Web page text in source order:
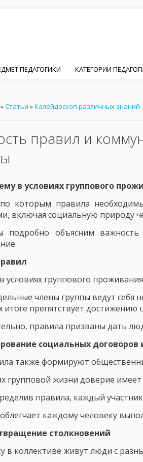
ПЕДАГОГИКИ КАТЕГОРИИ
И ПЕДАГОГИЧЕСКОЙ НАУК ОСНОВНЫЕ
ОРИЕНТИРОВАННОЕ ВОСПИТАНИЕ
ДЕЯТЕЛЬНОСТИ ЧЕЛОВЕКА ОСНОВНЫЕ
РАЗВИТИЯ ЛИЧНОСТИ
РАЗВИТИЯ ЛИЧНОСТИ И ЕЕ КРИТЕРИИ
ИССЛЕДОВАНИЯ ВЫБОР
СОДЕРЖАНИЯ
ИССЛЕДОВАНИЯХ ОПРЕДЕЛЕНИЕ
МЕТОДЫ ПЕДАГОГИЧЕСКОГО
– БЕСЕДА МЕТОДЫ
ПРАВИЛА ФОРМУЛИРОВКИ ВОПРОСОВ
ВИДЫ ТЕСТОВ В ПЕДАГОГИКЕ
КОМПОНЕНТЫ ПЕДАГОГИЧЕСКОГО
»Статьи »Калейдоскоп различных знаний
правил и
в условиях группового
которым правила
включая социальную природу
подробно объясним
условиях группового
члены группы ведут себя
итоге препятствует достижению
правила призваны дать
социальных договоров
также формируют
групповой жизни доверие
правила, каждый
каждому человеку
столкновений
в коллективе живут люди с